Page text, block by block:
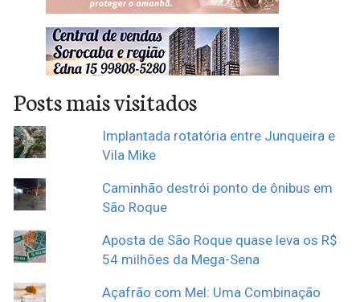
Posts mais visitados
Implantada rotatória entre Junqueira e
Vila Mike
Caminhão destrói ponto de ônibus em
São Roque
Aposta de São Roque quase leva os R$
54 milhões da Mega-Sena
Açafrão com Mel: Uma Combinação